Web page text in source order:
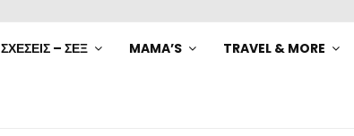
ΣΧΕΣΕΙΣ – ΣΕΞ MAMA’S TRAVEL & MORE